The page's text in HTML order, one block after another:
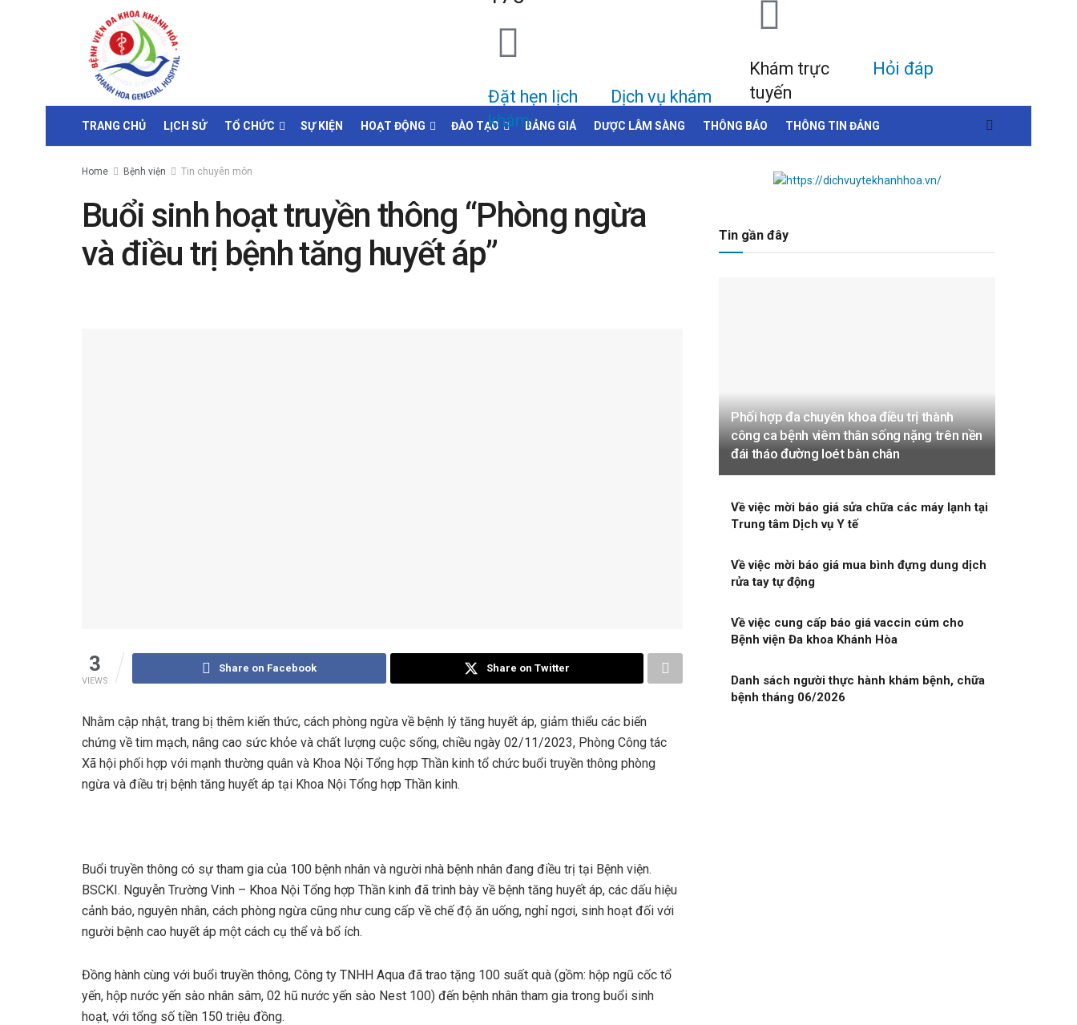
Đặt hẹn lịch
khám
Dịch vụ khám
Khám trực
tuyến
Hỏi đáp
TRANG CHỦ LỊCH SỬ TỔ CHỨC SỰ KIỆN HOẠT ĐỘNG ĐÀO TẠO BẢNG GIÁ DƯỢC LÂM SÀNG THÔNG BÁO THÔNG TIN ĐẢNG
Home Bệnh viện Tin chuyên môn
Buổi sinh hoạt truyền thông “Phòng ngừa
và điều trị bệnh tăng huyết áp”
3
VIEWS
Share on Facebook Share on Twitter
Nhằm cập nhật, trang bị thêm kiến thức, cách phòng ngừa về bệnh lý tăng huyết áp, giảm thiểu các biến
chứng về tim mạch, nâng cao sức khỏe và chất lượng cuộc sống, chiều ngày 02/11/2023, Phòng Công tác
Xã hội phối hợp với mạnh thường quân và Khoa Nội Tổng hợp Thần kinh tổ chức buổi truyền thông phòng
ngừa và điều trị bệnh tăng huyết áp tại Khoa Nội Tổng hợp Thần kinh.
Buổi truyền thông có sự tham gia của 100 bệnh nhân và người nhà bệnh nhân đang điều trị tại Bệnh viện.
BSCKI. Nguyễn Trường Vinh – Khoa Nội Tổng hợp Thần kinh đã trình bày về bệnh tăng huyết áp, các dấu hiệu
cảnh báo, nguyên nhân, cách phòng ngừa cũng như cung cấp về chế độ ăn uống, nghỉ ngơi, sinh hoạt đối với
người bệnh cao huyết áp một cách cụ thể và bổ ích.
Đồng hành cùng với buổi truyền thông, Công ty TNHH Aqua đã trao tặng 100 suất quà (gồm: hộp ngũ cốc tổ
yến, hộp nước yến sào nhân sâm, 02 hũ nước yến sào Nest 100) đến bệnh nhân tham gia trong buổi sinh
hoạt, với tổng số tiền 150 triệu đồng.
Tin gần đây
Phối hợp đa chuyên khoa điều trị thành
công ca bệnh viêm thân sống nặng trên nền
đái tháo đường loét bàn chân
Về việc mời báo giá sửa chữa các máy lạnh tại
Trung tâm Dịch vụ Y tế
Về việc mời báo giá mua bình đựng dung dịch
rửa tay tự động
Về việc cung cấp báo giá vaccin cúm cho
Bệnh viện Đa khoa Khánh Hòa
Danh sách người thực hành khám bệnh, chữa
bệnh tháng 06/2026